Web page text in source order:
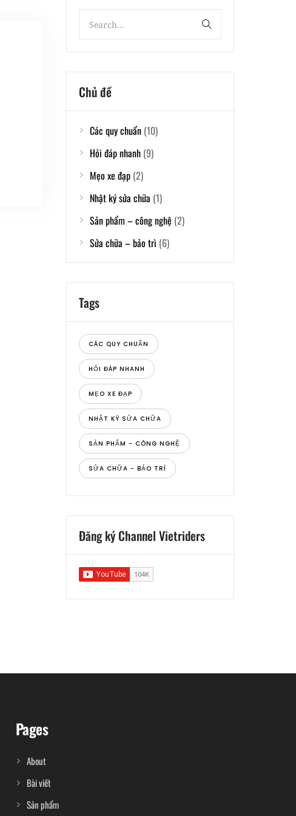
Chủ đề
Các quy chuẩn(10)
Hỏi đáp nhanh(9)
Mẹo xe đạp(2)
Nhật ký sửa chữa (1)
Sản phẩm – công nghệ (2)
Sửa chữa – bảo trì (6)
Tags
CÁC QUY CHUẨN
HỎI ĐÁP NHANH
MẸO XE ĐẠP
NHẬT KÝ SỬA CHỮA
SẢN PHẨM - CÔNG NGHỆ
SỬA CHỮA - BẢO TRÌ
Đăng ký Channel Vietriders
Pages
About
Bài viết
Sản phẩm